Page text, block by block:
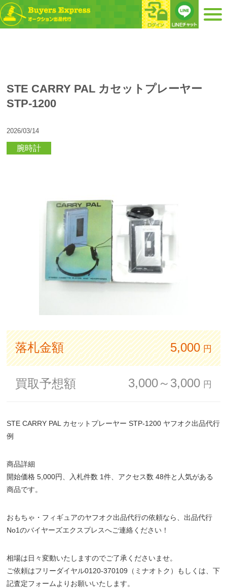
STE CARRY PAL カセットプレーヤー
STP-1200
2026/03/14
腕時計
落札金額 5,000 円
買取予想額 3,000～3,000 円
STE CARRY PAL カセットプレーヤー STP-1200 ヤフオク出品代行
例
商品詳細
開始価格 5,000円、入札件数 1件、アクセス数 48件と人気がある
商品です。
おもちゃ・フィギュアのヤフオク出品代行の依頼なら、出品代行
No1のバイヤーズエクスプレスへご連絡ください！
相場は日々変動いたしますのでご了承くださいませ。
ご依頼はフリーダイヤル0120-370109（ミナオトク）もしくは、下
記査定フォームよりお願いいたします。